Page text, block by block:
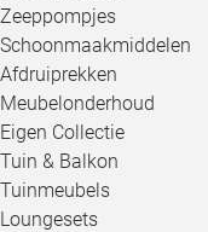
Zeeppompjes
Schoonmaakmiddelen
Afdruiprekken
Meubelonderhoud
Eigen Collectie
Tuin & Balkon
Tuinmeubels
Loungesets